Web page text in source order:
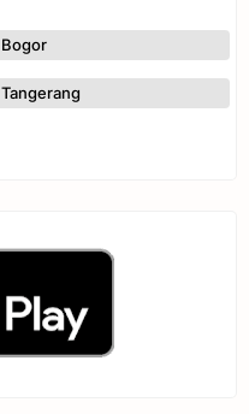
Bogor
Tangerang